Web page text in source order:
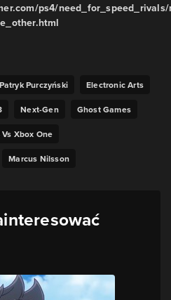
ps4/
Patryk Purczyński
Electronic Arts
Next-Gen
Ghost Games
Vs Xbox One
Marcus Nilsson